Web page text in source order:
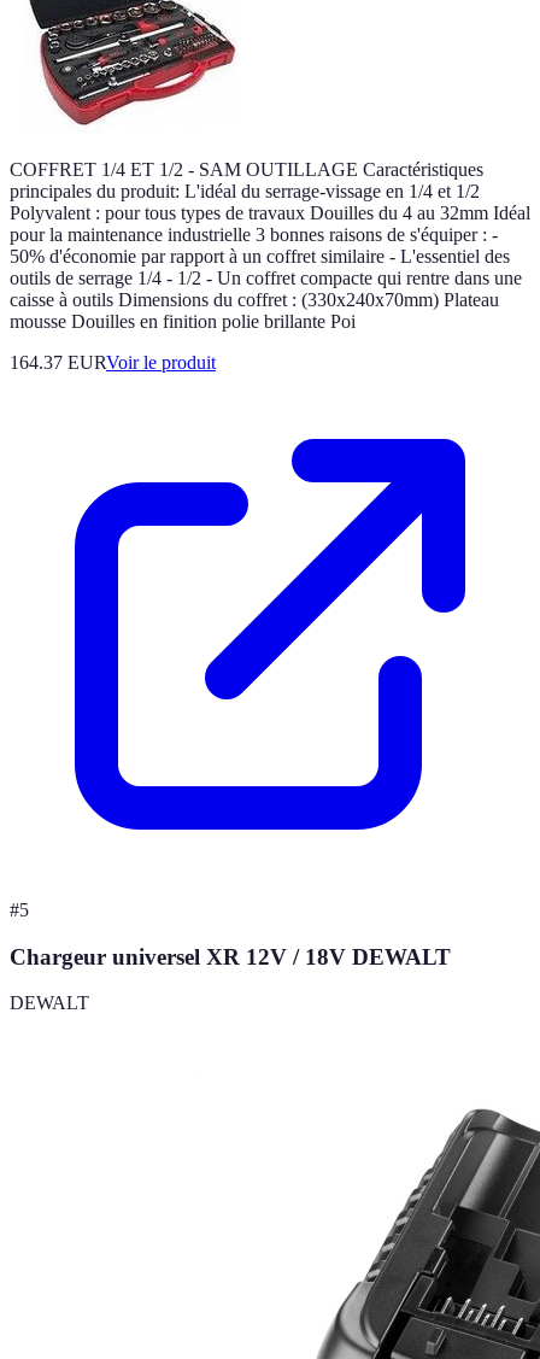
COFFRET 1/4 ET 1/2 - SAM OUTILLAGE Caractéristiques
principales du produit: L'idéal du serrage-vissage en 1/4 et 1/2
Polyvalent : pour tous types de travaux Douilles du 4 au 32mm Idéal
pour la maintenance industrielle 3 bonnes raisons de s'équiper : -
50% d'économie par rapport à un coffret similaire - L'essentiel des
outils de serrage 1/4 - 1/2 - Un coffret compacte qui rentre dans une
caisse à outils Dimensions du coffret : (330x240x70mm) Plateau
mousse Douilles en finition polie brillante Poi
164.37 EURVoir le produit
#5
Chargeur universel XR 12V / 18V DEWALT
DEWALT